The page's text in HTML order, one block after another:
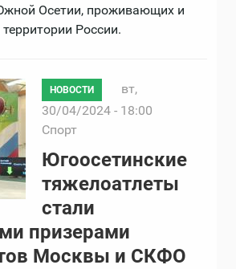
Осетии, проживающих и
России.
НОВОСТИ
вт,
30/04/2024 - 18:00
Спорт
Югоосетинские
тяжелоатлеты
стали
призерами
Москвы и СКФО